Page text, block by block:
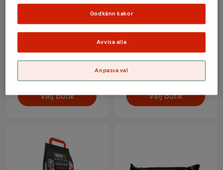
Tändbriketter Solstickan
Välj butik
Briketter 2,5kg FSC
Välj butik
Godkänn kakor
Avvisa alla
Anpassa val